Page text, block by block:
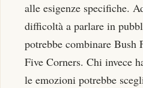
alle esigenze specifiche.
difficoltà a parlare in
potrebbe combinare Bush
Five Corners. Chi invece
le emozioni potrebbe